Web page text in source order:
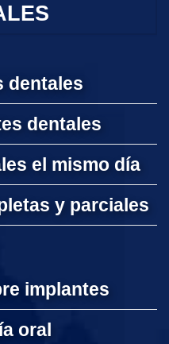
dentales
dentales
el mismo día
y parciales
implantes
oral